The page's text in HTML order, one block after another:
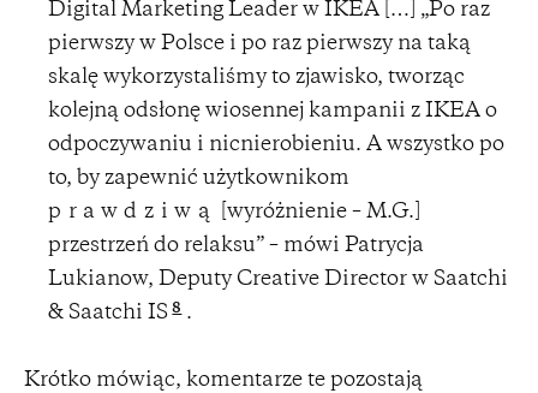
Digital Marketing Leader w IKEA […] „Po raz
pierwszy w Polsce i po raz pierwszy na taką
skalę wykorzystaliśmy to zjawisko, tworząc
kolejną odsłonę wiosennej kampanii z IKEA o
odpoczywaniu i nicnierobieniu. A wszystko po
to, by zapewnić użytkownikom
prawdziwą
[wyróżnienie – M.G.]
przestrzeń do relaksu” – mówi Patrycja
Lukianow, Deputy Creative Director w Saatchi
& Saatchi IS 8 .
Krótko mówiąc, komentarze te pozostają